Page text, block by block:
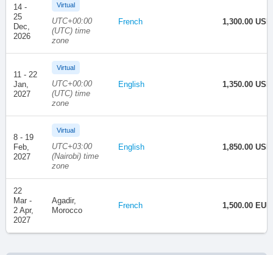
14 -
25
Dec,
2026
Virtual
UTC+00:00
(UTC) time
zone
French 1,300.00 USD
11 - 22
Jan,
2027
Virtual
UTC+00:00
(UTC) time
zone
English 1,350.00 USD
8 - 19
Feb,
2027
Virtual
UTC+03:00
(Nairobi) time
zone
English 1,850.00 USD
22
Mar -
2 Apr,
2027
Agadir,
Morocco
French 1,500.00 EUR